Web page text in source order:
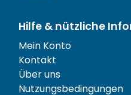
Hilfe & nützliche
Mein Konto
Kontakt
Über uns
Nutzungsbedingungen